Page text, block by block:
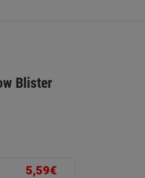
Blister
5,59€